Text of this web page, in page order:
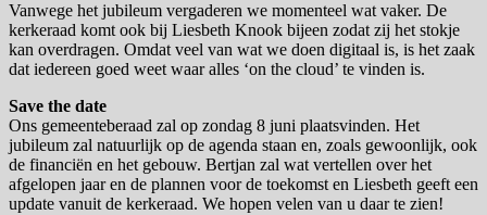
Vanwege het jubileum vergaderen we momenteel wat vaker. De
kerkeraad komt ook bij Liesbeth Knook bijeen zodat zij het stokje
kan overdragen. Omdat veel van wat we doen digitaal is, is het zaak
dat iedereen goed weet waar alles ‘on the cloud’ te vinden is.
Save the date
Ons gemeenteberaad zal op zondag 8 juni plaatsvinden. Het
jubileum zal natuurlijk op de agenda staan en, zoals gewoonlijk, ook
de financiën en het gebouw. Bertjan zal wat vertellen over het
afgelopen jaar en de plannen voor de toekomst en Liesbeth geeft een
update vanuit de kerkeraad. We hopen velen van u daar te zien!